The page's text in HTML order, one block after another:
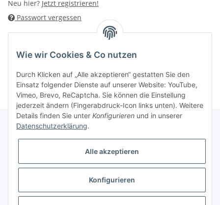
Neu hier? Jetzt registrieren!
Passwort vergessen
Gesetzliche Informationen
* Alle Preise inkl. gesetzlicher USt., zzgl.Versand
Wie wir Cookies & Co nutzen
Durch Klicken auf „Alle akzeptieren“ gestatten Sie den
Einsatz folgender Dienste auf unserer Website: YouTube,
Vimeo, Brevo, ReCaptcha. Sie können die Einstellung
jederzeit ändern (Fingerabdruck-Icon links unten). Weitere
Details finden Sie unter Konfigurieren und in unserer
Datenschutzerklärung.
Alle akzeptieren
Konfigurieren